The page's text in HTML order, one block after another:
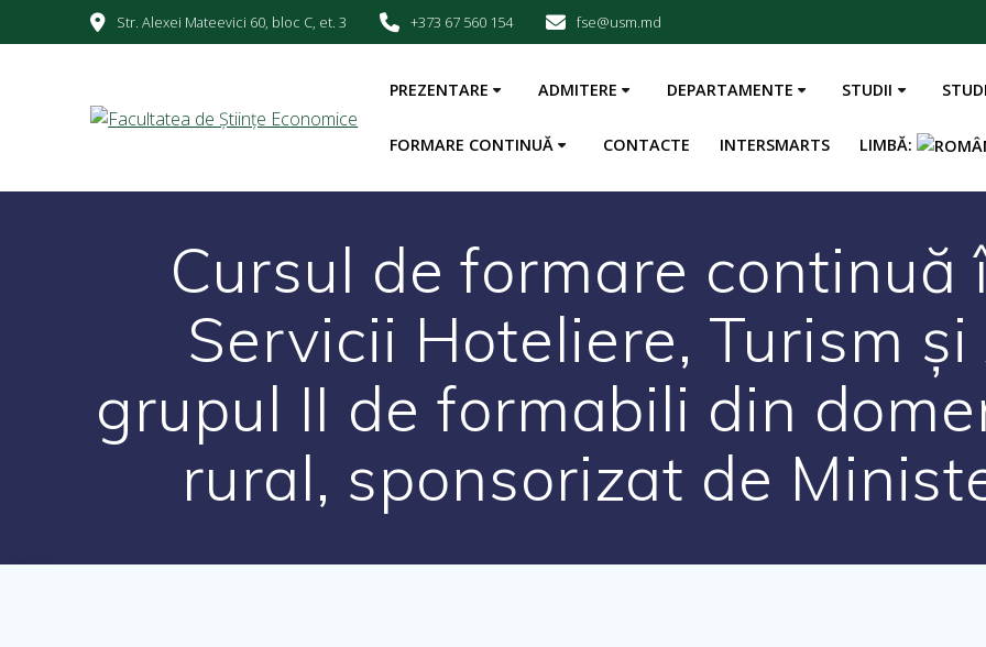
Str. Alexei Mateevici 60, bloc C, et. 3 +373 67 560 154 fse@usm.md
PREZENTARE ADMITERE DEPARTAMENTE STUDII
FORMARE CONTINUĂ CONTACTE INTERSMARTS LIMBĂ:
Cursul de formare continuă
Servicii Hoteliere, Turism
grupul II de formabili din
rural, sponsorizat de